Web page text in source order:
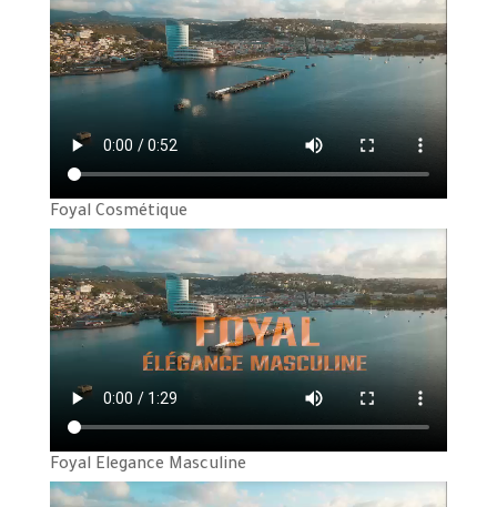
Foyal Cosmétique
Foyal Elegance Masculine